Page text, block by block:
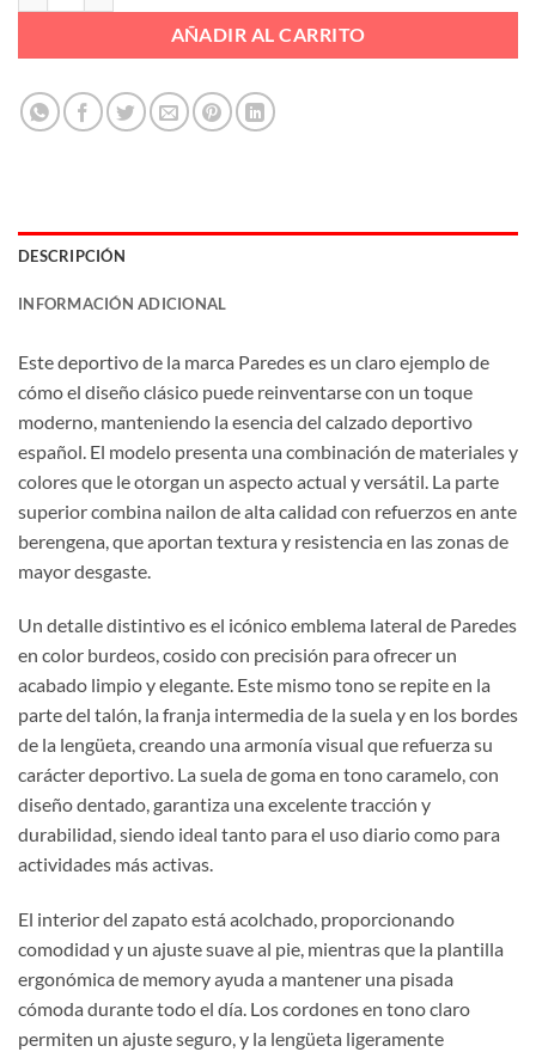
AÑADIR AL CARRITO
DESCRIPCIÓN
INFORMACIÓN ADICIONAL
Este deportivo de la marca Paredes es un claro ejemplo de
cómo el diseño clásico puede reinventarse con un toque
moderno, manteniendo la esencia del calzado deportivo
español. El modelo presenta una combinación de materiales y
colores que le otorgan un aspecto actual y versátil. La parte
superior combina nailon de alta calidad con refuerzos en ante
berengena, que aportan textura y resistencia en las zonas de
mayor desgaste.
Un detalle distintivo es el icónico emblema lateral de Paredes
en color burdeos, cosido con precisión para ofrecer un
acabado limpio y elegante. Este mismo tono se repite en la
parte del talón, la franja intermedia de la suela y en los bordes
de la lengüeta, creando una armonía visual que refuerza su
carácter deportivo. La suela de goma en tono caramelo, con
diseño dentado, garantiza una excelente tracción y
durabilidad, siendo ideal tanto para el uso diario como para
actividades más activas.
El interior del zapato está acolchado, proporcionando
comodidad y un ajuste suave al pie, mientras que la plantilla
ergonómica de memory ayuda a mantener una pisada
cómoda durante todo el día. Los cordones en tono claro
permiten un ajuste seguro, y la lengüeta ligeramente